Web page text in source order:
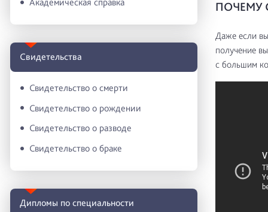
Свидетельства
Свидетельство о смерти
Свидетельство о рождении
Свидетельство о разводе
Свидетельство о браке
Дипломы по специальности
ПОЧЕМУ
Даже если
получение
с большим